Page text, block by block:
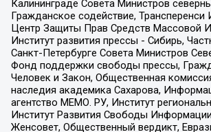
Калининграде Совета Министров
Гражданское содействие, Трансперенси
Центр Защиты Прав Средств Массовой
Институт развития прессы - Сибирь,
Санкт-Петербурге Совета Министров
Фонд поддержки свободы прессы,
Человек и Закон, Общественная
наследия академика Сахарова,
агентство МЕМО. РУ, Институт
Институт Развития Свободы
Женсовет, Общественный вердикт,